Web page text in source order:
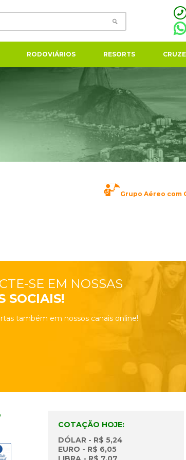
RODOVIÁRIOS RESORTS
Grupo Aéreo com
SE EM NOSSAS
SOCIAIS!
também em nossos canais online!
COTAÇÃO HOJE:
DÓLAR - R$ 5,24
EURO - R$ 6,05